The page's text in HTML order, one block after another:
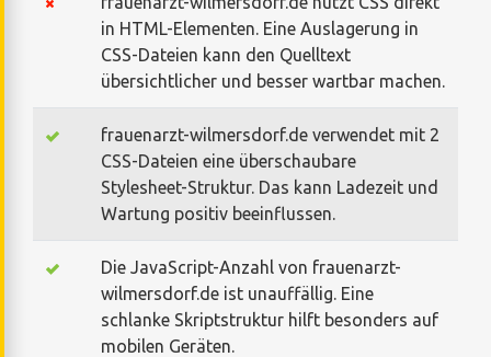
in HTML-Elementen. Eine Auslagerung in
CSS-Dateien kann den Quelltext
übersichtlicher und besser wartbar machen.
frauenarzt-wilmersdorf.de verwendet mit 2
CSS-Dateien eine überschaubare
Stylesheet-Struktur. Das kann Ladezeit und
Wartung positiv beeinflussen.
Die JavaScript-Anzahl von frauenarzt-
wilmersdorf.de ist unauffällig. Eine
schlanke Skriptstruktur hilft besonders auf
mobilen Geräten.